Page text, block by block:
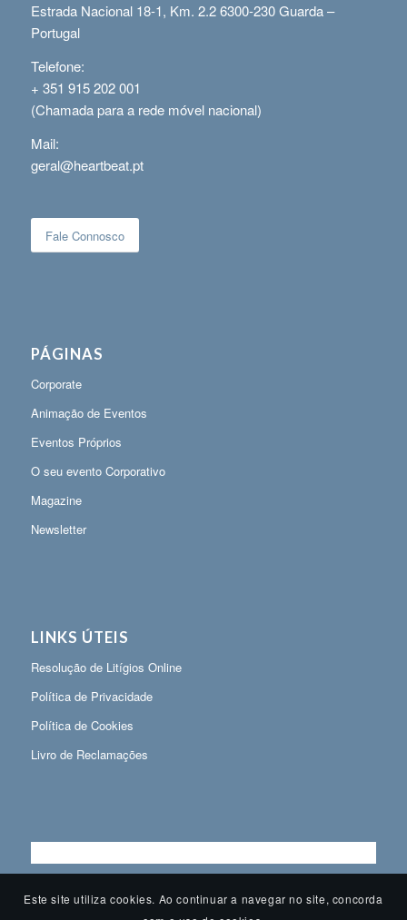
Estrada Nacional 18-1, Km. 2.2 6300-230 Guarda –
Portugal
Telefone:
+ 351 915 202 001
(Chamada para a rede móvel nacional)
Mail:
geral@heartbeat.pt
Fale Connosco
PÁGINAS
Corporate
Animação de Eventos
Eventos Próprios
O seu evento Corporativo
Magazine
Newsletter
LINKS ÚTEIS
Resolução de Litígios Online
Política de Privacidade
Política de Cookies
Livro de Reclamações
Este site utiliza cookies. Ao continuar a navegar no site, concorda